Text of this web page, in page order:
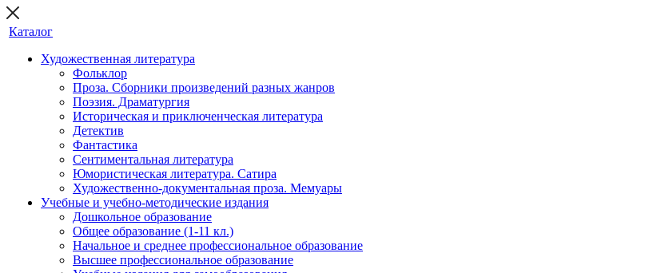
Каталог
Художественная литература
Фольклор
Проза. Сборники произведений разных жанров
Поэзия. Драматургия
Историческая и приключенческая литература
Детектив
Фантастика
Сентиментальная литература
Юмористическая литература. Сатира
Художественно-документальная проза. Мемуары
Учебные и учебно-методические издания
Дошкольное образование
Общее образование (1-11 кл.)
Начальное и среднее профессиональное образование
Высшее профессиональное образование